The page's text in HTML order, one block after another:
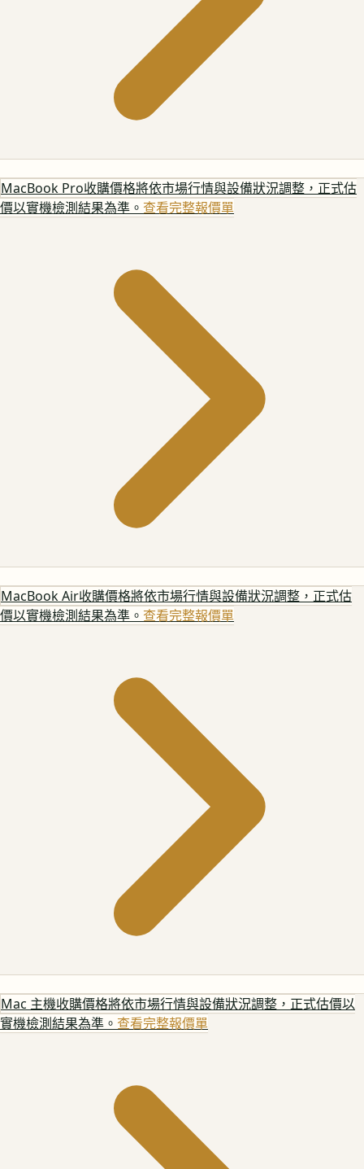
MacBook Pro收購價格將依市場行情與設備狀況調整，正式估
價以實機檢測結果為準。 查看完整報價單
MacBook Air收購價格將依市場行情與設備狀況調整，正式估
價以實機檢測結果為準。 查看完整報價單
Mac 主機收購價格將依市場行情與設備狀況調整，正式估價以
實機檢測結果為準。 查看完整報價單